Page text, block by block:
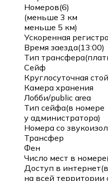
Номеров(6)
(меньше 3 км
меньше 5 км)
Ускоренная
Время заезда(13:00)
Тип
Сейф
Круглосуточная
Камера хранения
Лобби/public area
Тип сейфа(в номере
у администратора)
Номера со
Трансфер
Фен
Число мест в
Доступ в
на всей территории